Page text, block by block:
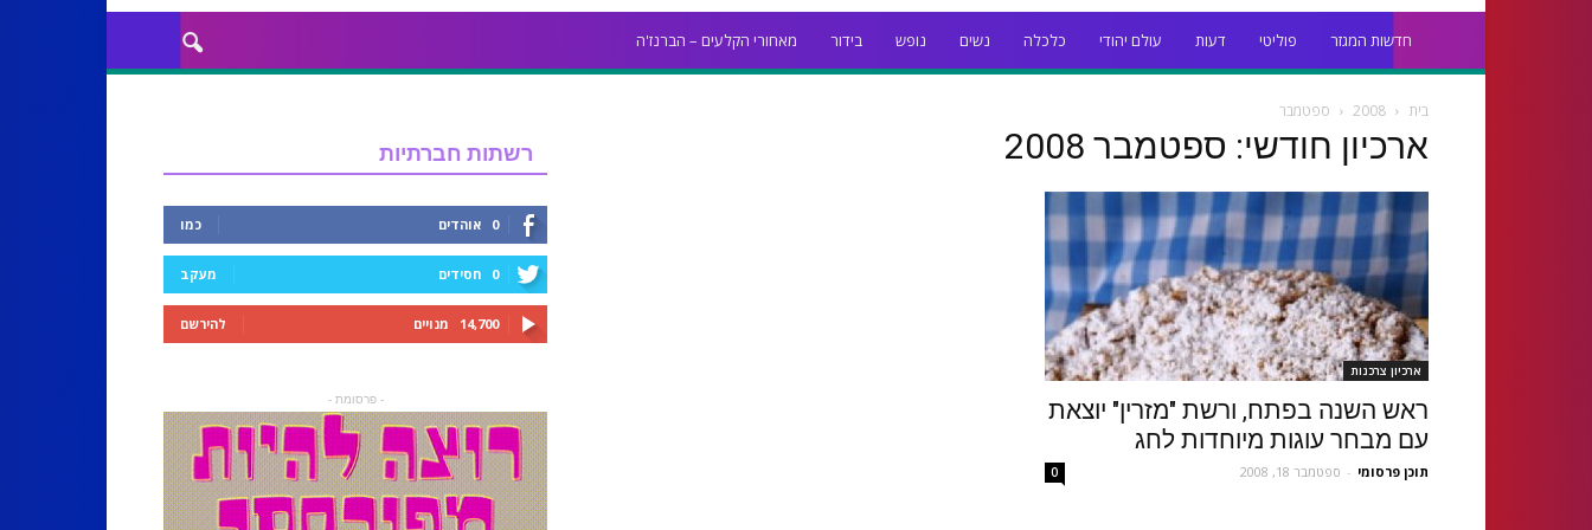
חדשות המגזר פוליטי דעות עולם יהודי כלכלה נשים נופש בידור מאחורי הקלעים – הברנז'ה
בית 2008 ספטמבר
ארכיון חודשי: ספטמבר 2008
ארכיון צרכנות
ראש השנה בפתח, ורשת "מזרין" יוצאת
עם מבחר עוגות מיוחדות לחג
תוכן פרסומי - ספטמבר 18, 2008 0
רשתות חברתיות
0 אוהדים כמו
0 חסידים מעקב
14,700 מנויים להירשם
- פרסומת -